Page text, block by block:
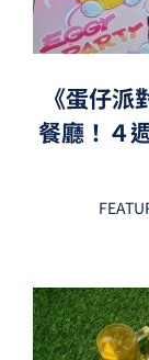
《蛋仔
餐廳！４